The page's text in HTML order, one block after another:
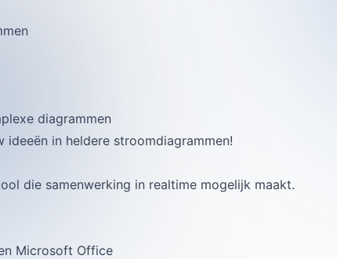
diagrammen
in heldere stroomdiagrammen!
die samenwerking in realtime mogelijk maakt.
Microsoft Office